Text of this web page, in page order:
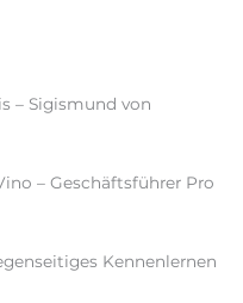
– Sigismund von
– Geschäftsführer Pro
Kennenlernen